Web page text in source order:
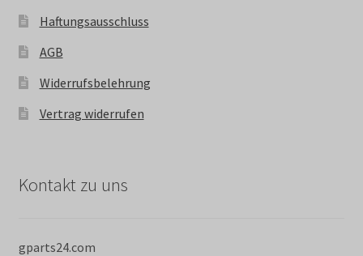
Haftungsausschluss
AGB
Widerrufsbelehrung
Vertrag widerrufen
Kontakt zu uns
gparts24.com